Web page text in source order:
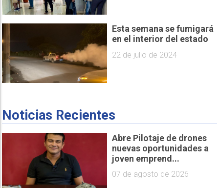
Esta semana se fumigará
en el interior del estado
22 de julio de 2024
Noticias Recientes
Abre Pilotaje de drones
nuevas oportunidades a
joven emprend...
07 de agosto de 2026